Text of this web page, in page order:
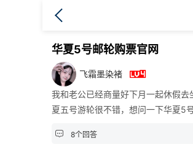
华夏5号邮轮购票官网
飞霜墨染褚 
我和老公已经商量好下月一起休假
夏五号游轮很不错，想问一下华夏5
 8个回答